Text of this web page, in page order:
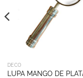
DECO
LUPA MANGO DE